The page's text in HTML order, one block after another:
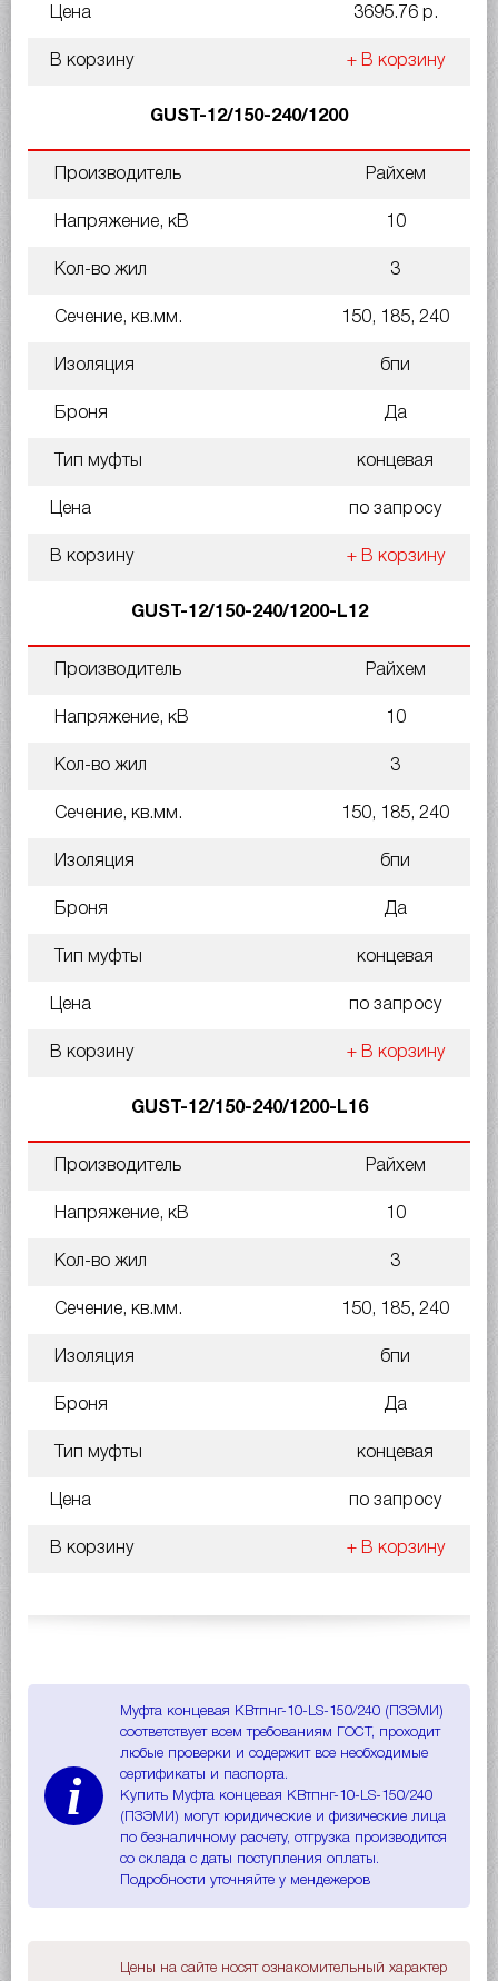
Цена 3695.76 р.
В корзину + В корзину
GUST-12/150-240/1200
Производитель Райхем
Напряжение, кВ 10
Кол-во жил 3
Сечение, кв.мм. 150, 185, 240
Изоляция бпи
Броня Да
Тип муфты концевая
Цена по запросу
В корзину + В корзину
GUST-12/150-240/1200-L12
Производитель Райхем
Напряжение, кВ 10
Кол-во жил 3
Сечение, кв.мм. 150, 185, 240
Изоляция бпи
Броня Да
Тип муфты концевая
Цена по запросу
В корзину + В корзину
GUST-12/150-240/1200-L16
Производитель Райхем
Напряжение, кВ 10
Кол-во жил 3
Сечение, кв.мм. 150, 185, 240
Изоляция бпи
Броня Да
Тип муфты концевая
Цена по запросу
В корзину + В корзину
i
Муфта концевая КВтпнг-10-LS-150/240 (ПЗЭМИ)
соответствует всем требованиям ГОСТ, проходит
любые проверки и содержит все необходимые
сертификаты и паспорта.
Купить Муфта концевая КВтпнг-10-LS-150/240
(ПЗЭМИ) могут юридические и физические лица
по безналичному расчету, отгрузка производится
со склада с даты поступления оплаты.
Подробности уточняйте у мендежеров
Цены на сайте носят ознакомительный характер